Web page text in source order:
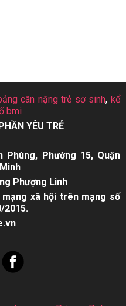
cân nặng trẻ sơ sinh,kể
bmi
YÊU TRẺ
Phùng, Phường 15, Quận
Phượng Linh
xã hội trên mạng số
2015.